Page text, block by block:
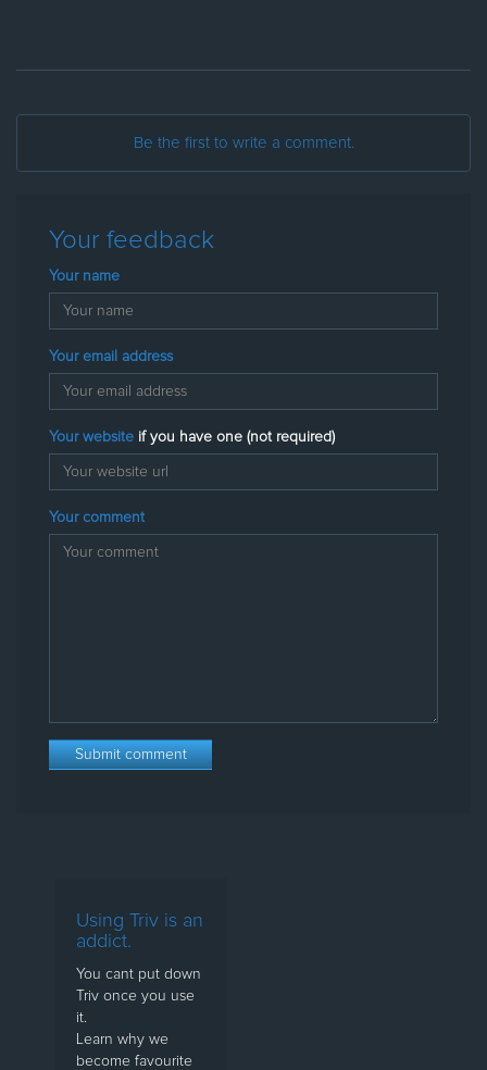
Be the first to write a comment.
Your feedback
Your name
Your email address
Your website if you have one (not required)
Your comment
Using Triv is an
addict.
You cant put down
Triv once you use
it.
Learn why we
become favourite